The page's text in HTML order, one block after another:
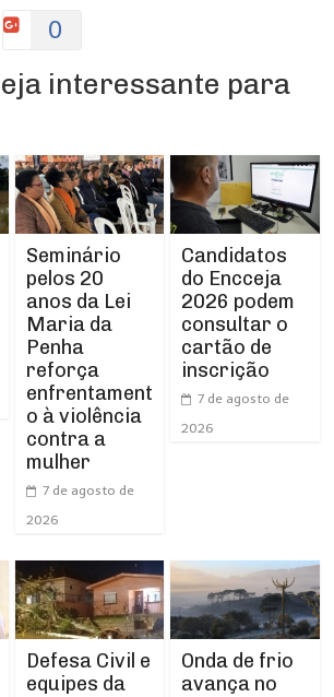
0
interessante para
Seminário
pelos 20
anos da Lei
Maria da
Penha
reforça
enfrentament
o à violência
contra a
mulher
7 de agosto de
2026
Candidatos
do Encceja
2026 podem
consultar o
cartão de
inscrição
7 de agosto de
2026
Defesa Civil e
equipes da
Onda de frio
avança no